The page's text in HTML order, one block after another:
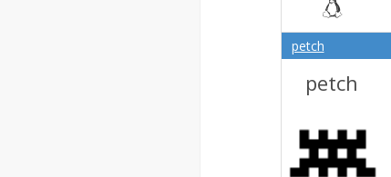
petch
petch